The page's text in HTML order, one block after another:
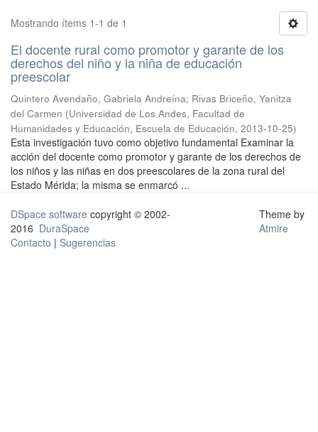
Mostrando ítems 1-1 de 1
El docente rural como promotor y garante de los
derechos del niño y la niña de educación
preescolar
Quintero Avendaño, Gabriela Andreína; Rivas Briceño, Yanitza
del Carmen (Universidad de Los Andes, Facultad de
Humanidades y Educación, Escuela de Educación, 2013-10-25)
Esta investigación tuvo como objetivo fundamental Examinar la
acción del docente como promotor y garante de los derechos de
los niños y las niñas en dos preescolares de la zona rural del
Estado Mérida; la misma se enmarcó ...
DSpace software copyright © 2002-
2016 DuraSpace
Contacto | Sugerencias
Theme by
Atmire